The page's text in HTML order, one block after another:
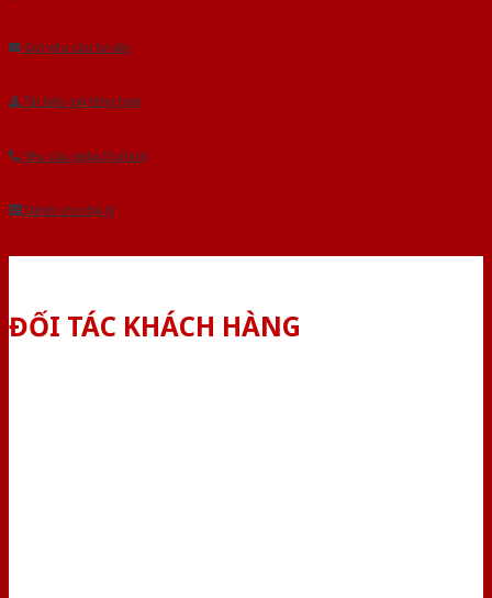
Gửi yêu cầu tư vấn
Tải báo giá tổng hợp
Yêu cầu gọi lại (3 phút)
Dành cho đại lý
ĐỐI TÁC KHÁCH HÀNG